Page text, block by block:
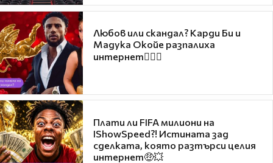
Любов или скандал? Карди Би и
Мадука Окойе разпалиха
интернет❤️‍🔥🔥
Плати ли FIFA милиони на
IShowSpeed?! Истината зад
сделката, която разтърси целия
интернет🤑💥